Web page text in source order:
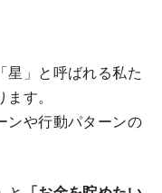
星」と呼ばれる私た
す。
ンや行動パターンの